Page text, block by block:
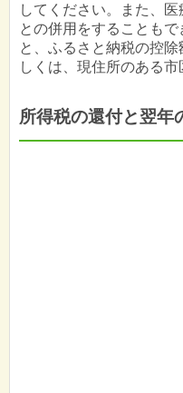
してください。また、
との併用をすることも
と、ふるさと納税の控
しくは、現住所のある市
所得税の還付と翌年